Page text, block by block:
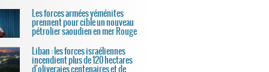
Les forces armées yéménites
prennent pour cible un nouveau
pétrolier saoudien en mer Rouge
Liban : les forces israéliennes
incendient plus de 120 hectares
d'oliveraies centenaires et de